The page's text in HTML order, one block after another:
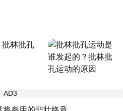
批林批孔
AD3